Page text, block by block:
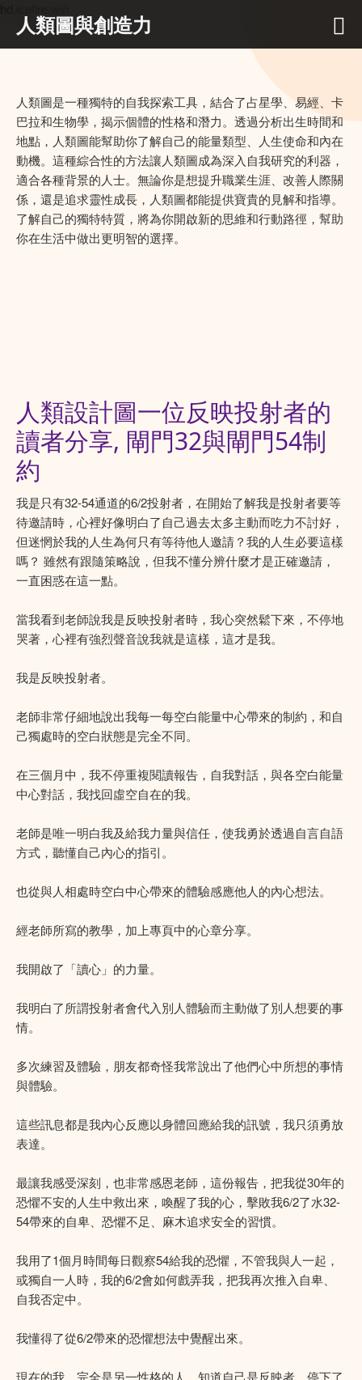
人類圖與創造力
人類圖是一種獨特的自我探索工具，結合了占星學、易經、卡
巴拉和生物學，揭示個體的性格和潛力。透過分析出生時間和
地點，人類圖能幫助你了解自己的能量類型、人生使命和內在
動機。這種綜合性的方法讓人類圖成為深入自我研究的利器，
適合各種背景的人士。無論你是想提升職業生涯、改善人際關
係，還是追求靈性成長，人類圖都能提供寶貴的見解和指導。
了解自己的獨特特質，將為你開啟新的思維和行動路徑，幫助
你在生活中做出更明智的選擇。
人類設計圖一位反映投射者的
讀者分享, 閘門32與閘門54制
約
我是只有32-54通道的6/2投射者，在開始了解我是投射者要等
待邀請時，心裡好像明白了自己過去太多主動而吃力不討好，
但迷惘於我的人生為何只有等待他人邀請？我的人生必要這樣
嗎？ 雖然有跟隨策略說，但我不懂分辨什麼才是正確邀請，
一直困惑在這一點。
當我看到老師說我是反映投射者時，我心突然鬆下來，不停地
哭著，心裡有強烈聲音說我就是這樣，這才是我。
我是反映投射者。
老師非常仔細地說出我每一每空白能量中心帶來的制約，和自
己獨處時的空白狀態是完全不同。
在三個月中，我不停重複閱讀報告，自我對話，與各空白能量
中心對話，我找回虛空自在的我。
老師是唯一明白我及給我力量與信任，使我勇於透過自言自語
方式，聽懂自己內心的指引。
也從與人相處時空白中心帶來的體驗感應他人的內心想法。
經老師所寫的教學，加上專頁中的心章分享。
我開啟了「讀心」的力量。
我明白了所謂投射者會代入別人體驗而主動做了別人想要的事
情。
多次練習及體驗，朋友都奇怪我常說出了他們心中所想的事情
與體驗。
這些訊息都是我內心反應以身體回應給我的訊號，我只須勇放
表達。
最讓我感受深刻，也非常感恩老師，這份報告，把我從30年的
恐懼不安的人生中救出來，喚醒了我的心，擊敗我6/2了水32-
54帶來的自卑、恐懼不足、麻木追求安全的習慣。
我用了1個月時間每日觀察54給我的恐懼，不管我與人一起，
或獨自一人時，我的6/2會如何戲弄我，把我再次推入自卑、
自我否定中。
我懂得了從6/2帶來的恐懼想法中覺醒出來。
現在的我，完全是另一性格的人，知道自己是反映者，停下了